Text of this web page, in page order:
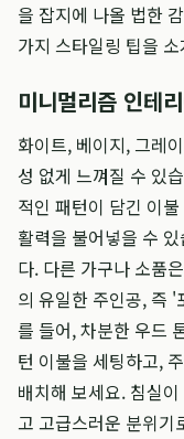
을 잡지에 나올 법한
가지 스타일링 팁을
미니멀리즘 인테
화이트, 베이지, 그레
성 없게 느껴질 수 있
적인 패턴이 담긴 이
활력을 불어넣을 수
다. 다른 가구나 소품
의 유일한 주인공, 즉
를 들어, 차분한 우드
턴 이불을 세팅하고,
배치해 보세요. 침실
고 고급스러운 분위기